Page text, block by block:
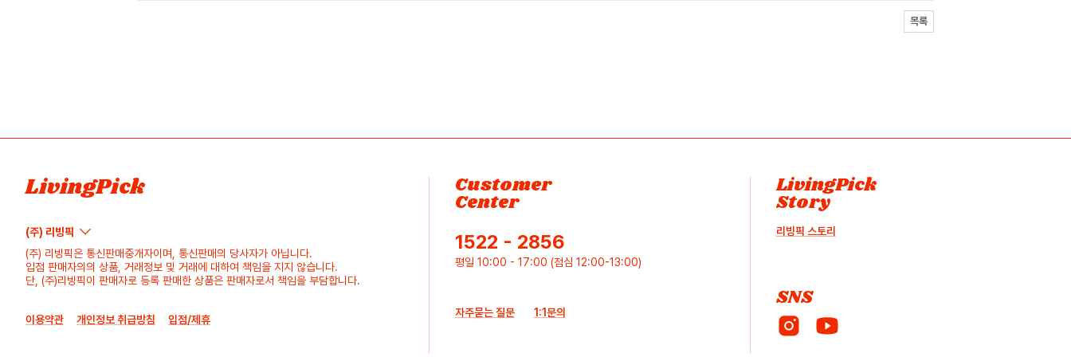
목록
LivingPick
(주) 리빙픽
(주) 리빙픽은 통신판매중개자이며, 통신판매의 당사자가 아닙니다.
입점 판매자의의 상품, 거래정보 및 거래에 대하여 책임을 지지 않습니다.
단, (주)리빙픽이 판매자로 등록 판매한 상품은 판매자로서 책임을 부담합니다.
이용약관 개인정보 취급방침 입점/제휴
Customer
Center
1522 - 2856
평일 10:00 - 17:00 (점심 12:00-13:00)
자주묻는 질문 1:1문의
LivingPick
Story
리빙픽 스토리
SNS